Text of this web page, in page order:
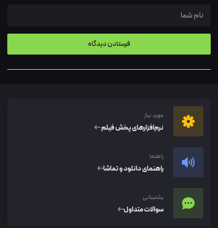
مورد نیاز
نرم‌افزار‌های پخش فیلم
راهنما
راهنمای دانلود و تماشا
پشتیبانی
سوالات متداول